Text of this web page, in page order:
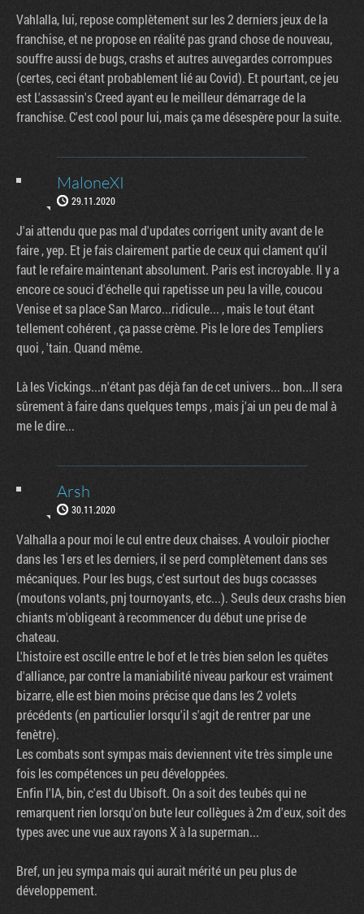
Vahlalla, lui, repose complètement sur les 2 derniers jeux de la
franchise, et ne propose en réalité pas grand chose de nouveau,
souffre aussi de bugs, crashs et autres auvegardes corrompues
(certes, ceci étant probablement lié au Covid). Et pourtant, ce jeu
est L'assassin's Creed ayant eu le meilleur démarrage de la
franchise. C'est cool pour lui, mais ça me désespère pour la suite.
MaloneXI
29.11.2020
J'ai attendu que pas mal d'updates corrigent unity avant de le
faire , yep. Et je fais clairement partie de ceux qui clament qu'il
faut le refaire maintenant absolument. Paris est incroyable. Il y a
encore ce souci d'échelle qui rapetisse un peu la ville, coucou
Venise et sa place San Marco...ridicule... , mais le tout étant
tellement cohérent , ça passe crème. Pis le lore des Templiers
quoi , 'tain. Quand même.
Là les Vickings...n'étant pas déjà fan de cet univers... bon...Il sera
sûrement à faire dans quelques temps , mais j'ai un peu de mal à
me le dire...
Arsh
30.11.2020
Valhalla a pour moi le cul entre deux chaises. A vouloir piocher
dans les 1ers et les derniers, il se perd complètement dans ses
mécaniques. Pour les bugs, c'est surtout des bugs cocasses
(moutons volants, pnj tournoyants, etc...). Seuls deux crashs bien
chiants m'obligeant à recommencer du début une prise de
chateau.
L'histoire est oscille entre le bof et le très bien selon les quêtes
d'alliance, par contre la maniabilité niveau parkour est vraiment
bizarre, elle est bien moins précise que dans les 2 volets
précédents (en particulier lorsqu'il s'agit de rentrer par une
fenètre).
Les combats sont sympas mais deviennent vite très simple une
fois les compétences un peu développées.
Enfin l'IA, bin, c'est du Ubisoft. On a soit des teubés qui ne
remarquent rien lorsqu'on bute leur collègues à 2m d'eux, soit des
types avec une vue aux rayons X à la superman...
Bref, un jeu sympa mais qui aurait mérité un peu plus de
développement.